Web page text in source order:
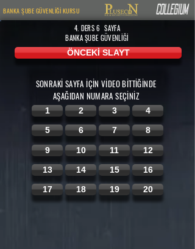
BANKA ŞUBE GÜVENLİĞİ KURSU
4. DERS 6SAYFA
BANKA ŞUBE GÜVENLİĞİ
ÖNCEKİ SLAYT
SONRAKİ SAYFA İÇİN VİDEO BİTTİĞİNDE
AŞAĞIDAN NUMARA SEÇİNİZ
1 2 3
4
5
6 7 8
9 10 11
12
13
14 15
16
17
18 19 20